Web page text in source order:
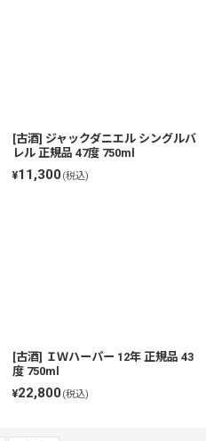
[古酒] ジャックダニエル シングルバ
レル 正規品 47度 750ml
¥11,300(税込)
[古酒] ＩＷハーパー 12年 正規品 43
度 750ml
¥22,800(税込)